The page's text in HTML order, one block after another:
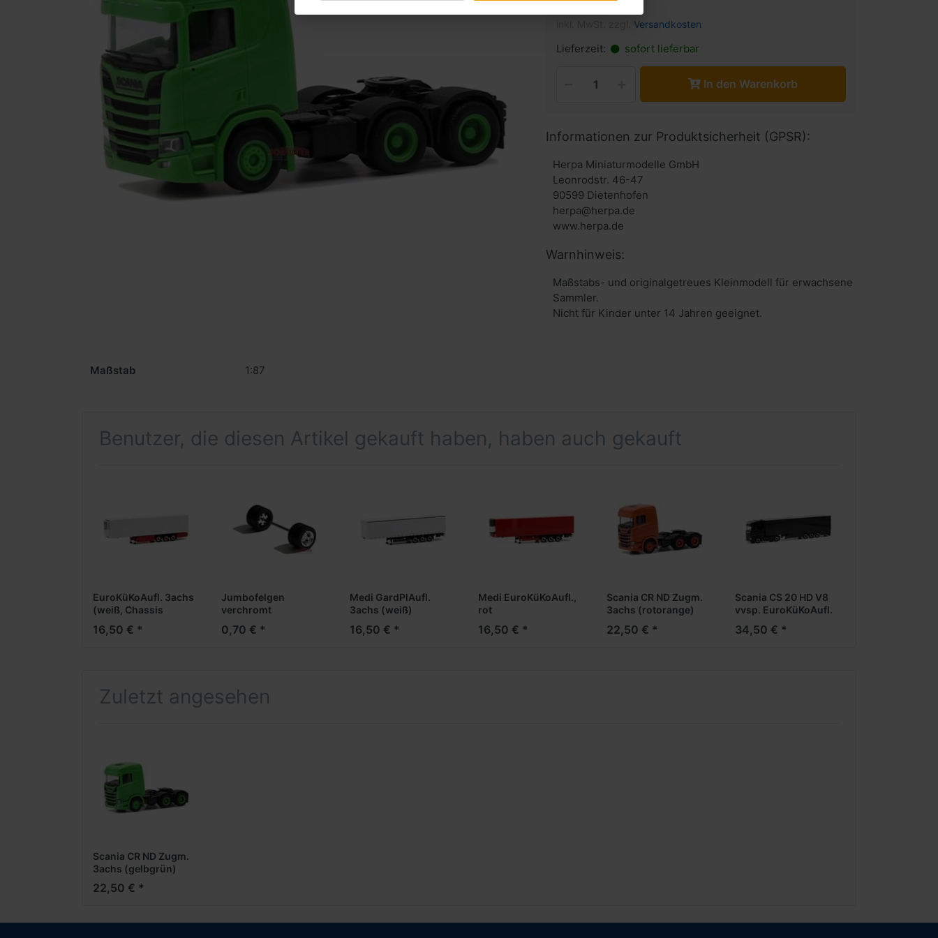
Versandkosten
Lieferzeit: sofort lieferbar
In den Warenkorb
Informationen zur Produktsicherheit (GPSR):
Herpa Miniaturmodelle GmbH
Leonrodstr. 46-47
90599 Dietenhofen
herpa@herpa.de
www.herpa.de
Warnhinweis:
Maßstabs- und originalgetreues Kleinmodell für erwachsene
Sammler.
Nicht für Kinder unter 14 Jahren geeignet.
Maßstab 1:87
Benutzer, die diesen Artikel gekauft haben, haben auch gekauft
EuroKüKoAufl. 3achs
(weiß, Chassis
Palettenkasten +
16,50 € *
Jumbofelgen
verchromt
mm)
0,70 € *
Medi GardPlAufl.
3achs (weiß)
16,50 € *
Medi EuroKüKoAufl.,
rot
16,50 € *
Scania CR ND Zugm.
3achs (rotorange)
22,50 € *
Scania CS 20 HD V8
vvsp. EuroKüKoAufl.
34,50 € *
Zuletzt angesehen
Scania CR ND Zugm.
3achs (gelbgrün)
22,50 € *